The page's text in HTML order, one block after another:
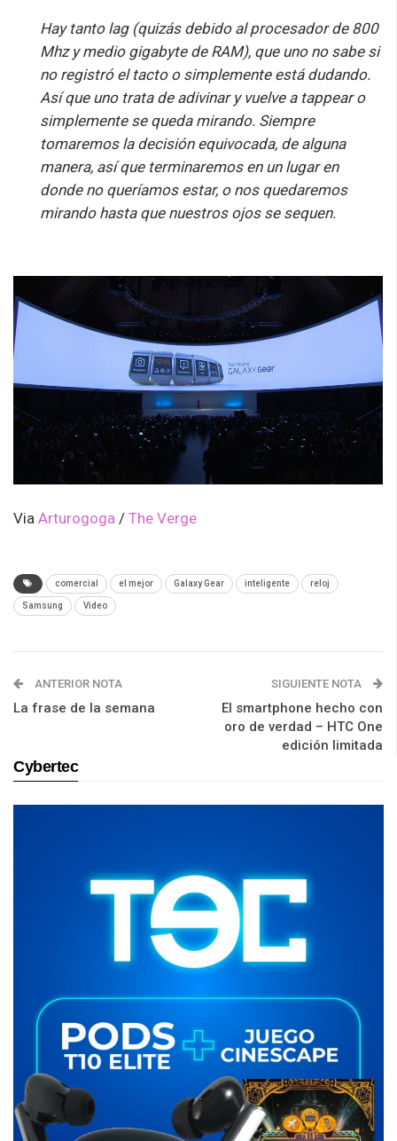
Hay tanto lag (quizás debido al procesador de 800
Mhz y medio gigabyte de RAM), que uno no sabe si
no registró el tacto o simplemente está dudando.
Así que uno trata de adivinar y vuelve a tappear o
simplemente se queda mirando. Siempre
tomaremos la decisión equivocada, de alguna
manera, así que terminaremos en un lugar en
donde no queríamos estar, o nos quedaremos
mirando hasta que nuestros ojos se sequen.
Via Arturogoga / The Verge
comercial el mejor Galaxy Gear inteligente reloj
Samsung Video
ANTERIOR NOTA
La frase de la semana
SIGUIENTE NOTA
El smartphone hecho con
oro de verdad – HTC One
edición limitada
Cybertec